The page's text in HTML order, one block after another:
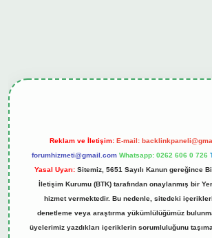
Reklam ve İletişim: E-mail:
forumhizmeti@gmail.com Whatsapp: 0262 606 0 726
Yasal Uyarı: Sitemiz, 5651 Sayılı Kanun gereğince
İletişim Kurumu (BTK) tarafından onaylanmış bir
hizmet vermektedir. Bu nedenle, sitedeki
denetleme veya araştırma yükümlülüğümüz
üyelerimiz yazdıkları içeriklerin sorumluluğunu